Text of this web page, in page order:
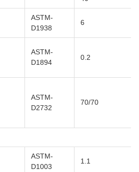
ASTM-
D1938
6
ASTM-
D1894
0.2
ASTM-
D2732
70/70
ASTM-
D1003
1.1